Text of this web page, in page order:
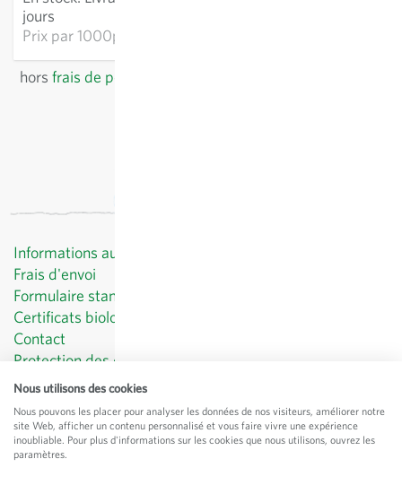
jours
Prix par1000p: 26,75 €
hors frais de port
Informations au client
Frais d'envoi
Formulaire standard de révocation
Certificats biologiques
Contact
Protection des données
CGV
Mentions légales
© Sativa Biosaatgut GmbH
Nous utilisons des cookies
Nous pouvons les placer pour analyser les données de nos visiteurs, améliorer notre
site Web, afficher un contenu personnalisé et vous faire vivre une expérience
inoubliable. Pour plus d'informations sur les cookies que nous utilisons, ouvrez les
paramètres.